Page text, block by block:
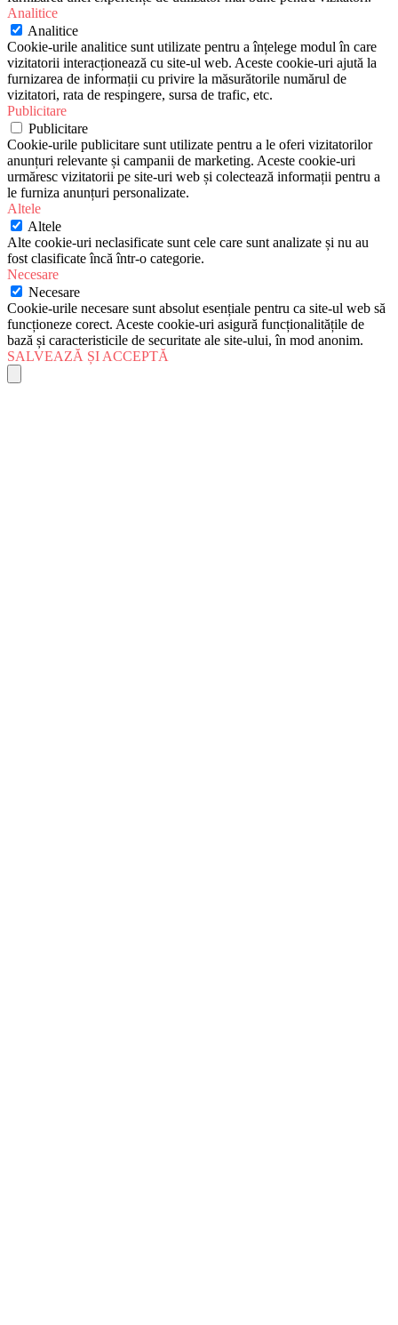
Analitice
Analitice
Cookie-urile analitice sunt utilizate pentru a înțelege modul în care
vizitatorii interacționează cu site-ul web. Aceste cookie-uri ajută la
furnizarea de informații cu privire la măsurătorile numărul de
vizitatori, rata de respingere, sursa de trafic, etc.
Publicitare
Publicitare
Cookie-urile publicitare sunt utilizate pentru a le oferi vizitatorilor
anunțuri relevante și campanii de marketing. Aceste cookie-uri
urmăresc vizitatorii pe site-uri web și colectează informații pentru a
le furniza anunțuri personalizate.
Altele
Altele
Alte cookie-uri neclasificate sunt cele care sunt analizate și nu au
fost clasificate încă într-o categorie.
Necesare
Necesare
Cookie-urile necesare sunt absolut esențiale pentru ca site-ul web să
funcționeze corect. Aceste cookie-uri asigură funcționalitățile de
bază și caracteristicile de securitate ale site-ului, în mod anonim.
SALVEAZĂ ȘI ACCEPTĂ